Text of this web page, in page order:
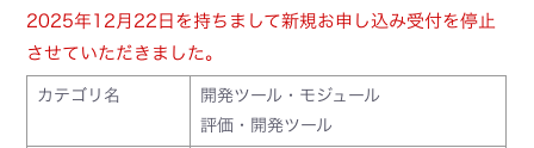
2025年12月22日を持ちまして新規お申し込み受付を停止
させていただきました。
カテゴリ名
開発ツール・モジュール
評価・開発ツール